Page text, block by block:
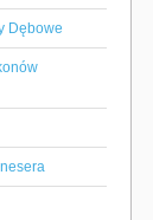
Dębowe